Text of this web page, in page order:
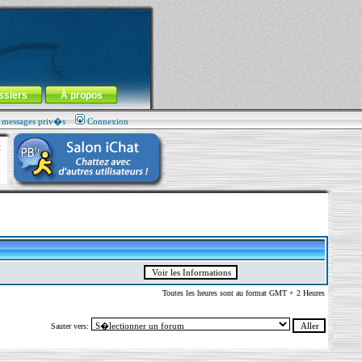
À propos
priv�s Connexion
Toutes les heures sont au format GMT + 2 Heures
Sauter vers: